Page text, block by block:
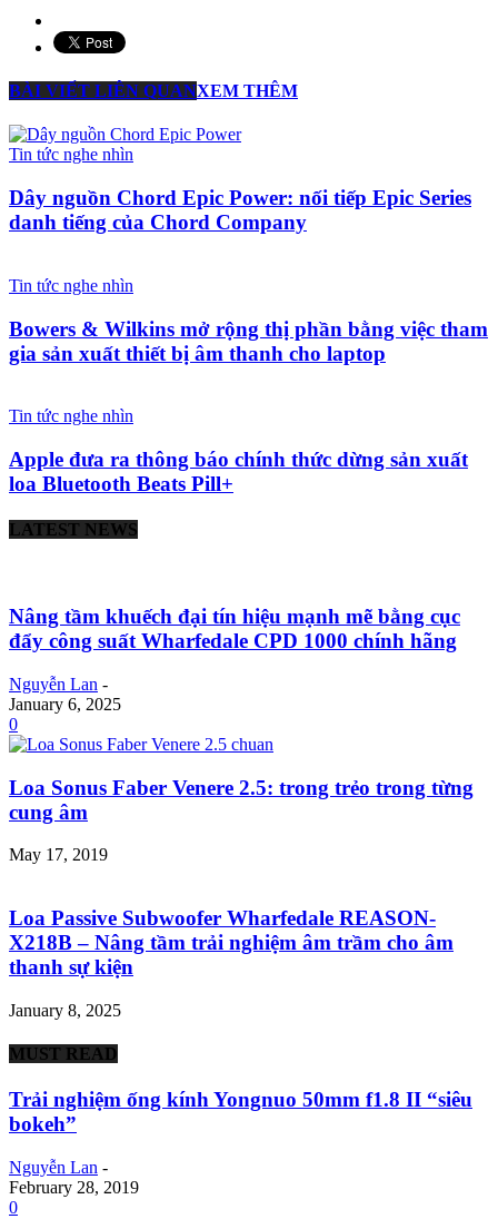
BÀI VIẾT LIÊN QUANXEM THÊM
Tin tức nghe nhìn
Dây nguồn Chord Epic Power: nối tiếp Epic Series
danh tiếng của Chord Company
Tin tức nghe nhìn
Bowers & Wilkins mở rộng thị phần bằng việc tham
gia sản xuất thiết bị âm thanh cho laptop
Tin tức nghe nhìn
Apple đưa ra thông báo chính thức dừng sản xuất
loa Bluetooth Beats Pill+
LATEST NEWS
Nâng tầm khuếch đại tín hiệu mạnh mẽ bằng cục
đẩy công suất Wharfedale CPD 1000 chính hãng
Nguyễn Lan -
January 6, 2025
0
Loa Sonus Faber Venere 2.5: trong trẻo trong từng
cung âm
May 17, 2019
Loa Passive Subwoofer Wharfedale REASON-
X218B – Nâng tầm trải nghiệm âm trầm cho âm
thanh sự kiện
January 8, 2025
MUST READ
Trải nghiệm ống kính Yongnuo 50mm f1.8 II “siêu
bokeh”
Nguyễn Lan -
February 28, 2019
0